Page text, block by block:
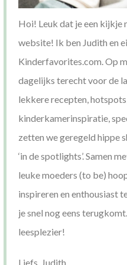
Hoi! Leuk dat je een kijkje
website! Ik ben Judith en
Kinderfavorites.com. Op
dagelijks terecht voor de
lekkere recepten,
kinderkamerinspiratie,
zetten we geregeld hippe
‘in de spotlights’. Samen
leuke moeders (to be)
inspireren en enthousiast
je snel nog eens
leesplezier!
Liefs, Judith